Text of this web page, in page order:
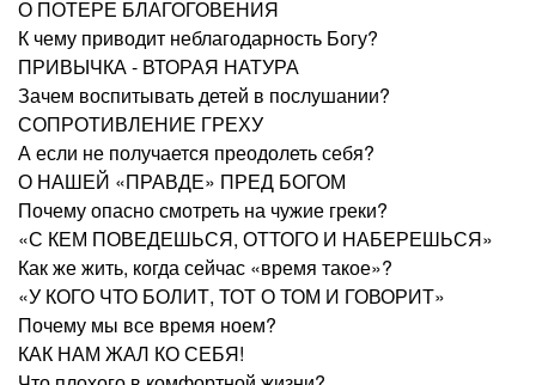
О ПОТЕРЕ БЛАГОГОВЕНИЯ
К чему приводит неблагодарность Богу?
ПРИВЫЧКА - ВТОРАЯ НАТУРА
Зачем воспитывать детей в послушании?
СОПРОТИВЛЕНИЕ ГРЕХУ
А если не получается преодолеть себя?
О НАШЕЙ «ПРАВДЕ» ПРЕД БОГОМ
Почему опасно смотреть на чужие греки?
«С КЕМ ПОВЕДЕШЬСЯ, ОТТОГО И НАБЕРЕШЬСЯ»
Как же жить, когда сейчас «время такое»?
«У КОГО ЧТО БОЛИТ, ТОТ О ТОМ И ГОВОРИТ»
Почему мы все время ноем?
КАК НАМ ЖАЛ КО СЕБЯ!